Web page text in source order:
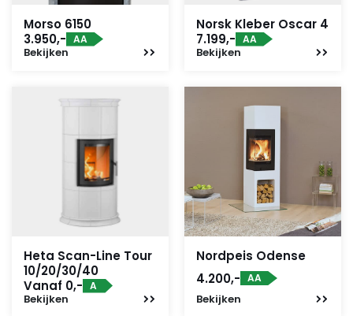
Morso 6150
3.950,- AA
Bekijken
Norsk Kleber Oscar 4
7.199,- AA
Bekijken
Heta Scan-Line Tour
10/20/30/40
Vanaf 0,- A
Bekijken
Nordpeis Odense
4.200,- AA
Bekijken